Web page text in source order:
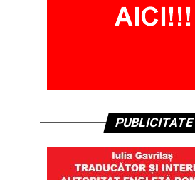
PUBLICITATE